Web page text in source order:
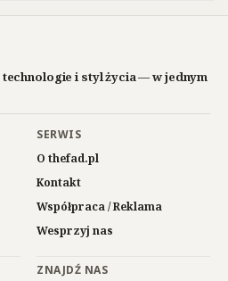
i styl życia — w jednym
SERWIS
O thefad.pl
Kontakt
Współpraca / Reklama
Wesprzyj nas
ZNAJDŹ NAS